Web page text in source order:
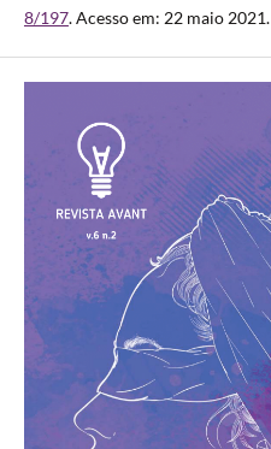
8/197. Acesso em: 22 maio 2021.